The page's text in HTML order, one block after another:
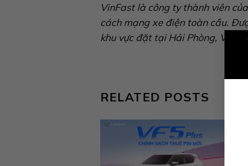
VinFast là công ty thành viên
cách mạng xe điện toàn cầu.
khu vực đặt tại Hải Phòng, Việt
RELATED POSTS